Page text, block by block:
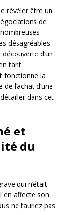
révéler être un
de
désagréables
d’un
tant
fonctionne la
l’achat d’une
dans cet
et
du
qui n’était
en affecte son
ne l’auriez pas